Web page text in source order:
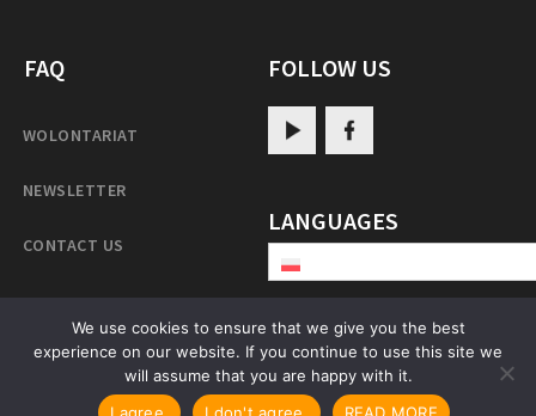
FAQ
WOLONTARIAT
NEWSLETTER
CONTACT US
FOLLOW US
LANGUAGES
PatrulRinpoche.net
We use cookies to ensure that we give you the best
experience on our website. If you continue to use this site we
will assume that you are happy with it.
I agree.
I don't agree. READ MORE